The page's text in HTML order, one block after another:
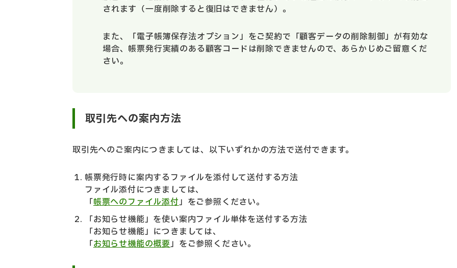
されます（一度削除すると復旧はできません）。
また、「電子帳簿保存法オプション」をご契約で「顧客データの削除制御」が有効な
場合、帳票発行実績のある顧客コードは削除できませんので、あらかじめご留意くだ
さい。
取引先への案内方法
取引先へのご案内につきましては、以下いずれかの方法で送付できます。
帳票発行時に案内するファイルを添付して送付する方法
ファイル添付につきましては、
「帳票へのファイル添付」をご参照ください。
「お知らせ機能」を使い案内ファイル単体を送付する方法
「お知らせ機能」につきましては、
「お知らせ機能の概要」をご参照ください。